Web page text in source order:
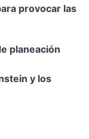
provocar las
planeación
y los